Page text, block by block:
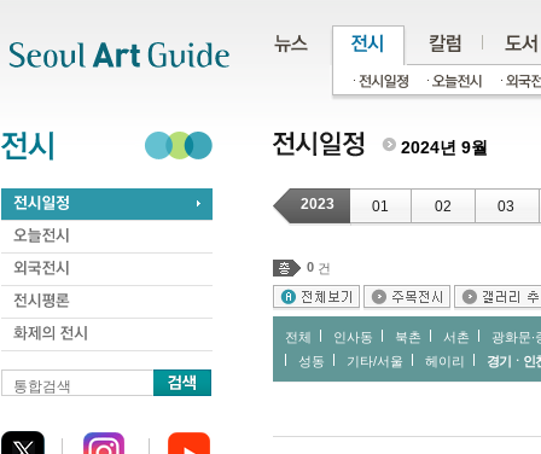
통합검색
2024년 9월
2023 01 02 03
0 건
전체 인사동 북촌 서촌
광화문∙
성동
기타/서울 헤이리 경기ㆍ인